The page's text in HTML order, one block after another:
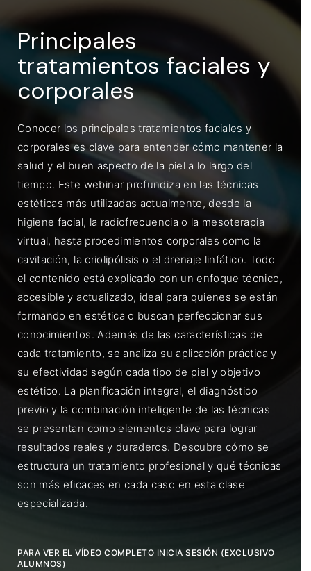
Principales
tratamientos faciales y
corporales
Conocer los principales tratamientos faciales y
corporales es clave para entender cómo mantener la
salud y el buen aspecto de la piel a lo largo del
tiempo. Este webinar profundiza en las técnicas
estéticas más utilizadas actualmente, desde la
higiene facial, la radiofrecuencia o la mesoterapia
virtual, hasta procedimientos corporales como la
cavitación, la criolipólisis o el drenaje linfático. Todo
el contenido está explicado con un enfoque técnico,
accesible y actualizado, ideal para quienes se están
formando en estética o buscan perfeccionar sus
conocimientos. Además de las características de
cada tratamiento, se analiza su aplicación práctica y
su efectividad según cada tipo de piel y objetivo
estético. La planificación integral, el diagnóstico
previo y la combinación inteligente de las técnicas
se presentan como elementos clave para lograr
resultados reales y duraderos. Descubre cómo se
estructura un tratamiento profesional y qué técnicas
son más eficaces en cada caso en esta clase
especializada.
PARA VER EL VÍDEO COMPLETO INICIA SESIÓN (EXCLUSIVO
ALUMNOS)